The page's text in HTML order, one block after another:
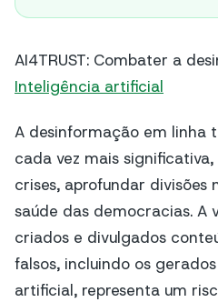
AI4TRUST: Combater a
Inteligência artificial
A desinformação em linha
cada vez mais
crises, aprofundar divisões
saúde das democracias. A
criados e divulgados
falsos, incluindo os
artificial, representa um